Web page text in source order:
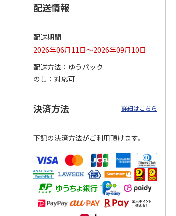
ピーグリー
手】グリーティング
（シンプル）（110
円…
4.8（11）
5,500円
(送料別)
4.6（7）
配送情報
配送期間
2026年06月11日～2026年09月10日
配送方法
ゆうパック
のし
対応可
決済方法 詳細はこちら
下記の決済方法がご利用頂けます。